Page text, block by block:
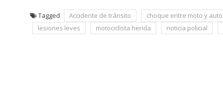
Tagged Accidente de tránsito choque entre moto y auto
lesiones leves
motociclista herida noticia policial